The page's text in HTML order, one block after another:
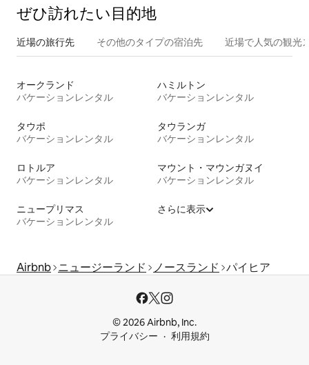
ぜひ訪⁠れ⁠た⁠い目⁠的⁠地
近場の旅行先 その他のタ⁠イ⁠プ⁠の宿⁠泊⁠先 近場で人気の観光
オークランド
バケーションレンタル
ハミルトン
バケーションレンタル
タウポ
バケーションレンタル
タウランガ
バケーションレンタル
ロトルア
バケーションレンタル
マウント・マウンガヌイ
バケーションレンタル
ニュープリマス
バケーションレンタル
さらに表示
Airbnb ニュージーランド ノースランド パイヒア
© 2026 Airbnb, Inc.
プライバシー
利用規約